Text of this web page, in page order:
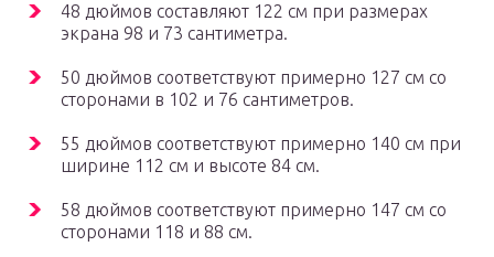
48 дюймов составляют 122 см при размерах
экрана 98 и 73 сантиметра.
50 дюймов соответствуют примерно 127 см со
сторонами в 102 и 76 сантиметров.
55 дюймов соответствуют примерно 140 см при
ширине 112 см и высоте 84 см.
58 дюймов соответствуют примерно 147 см со
сторонами 118 и 88 см.